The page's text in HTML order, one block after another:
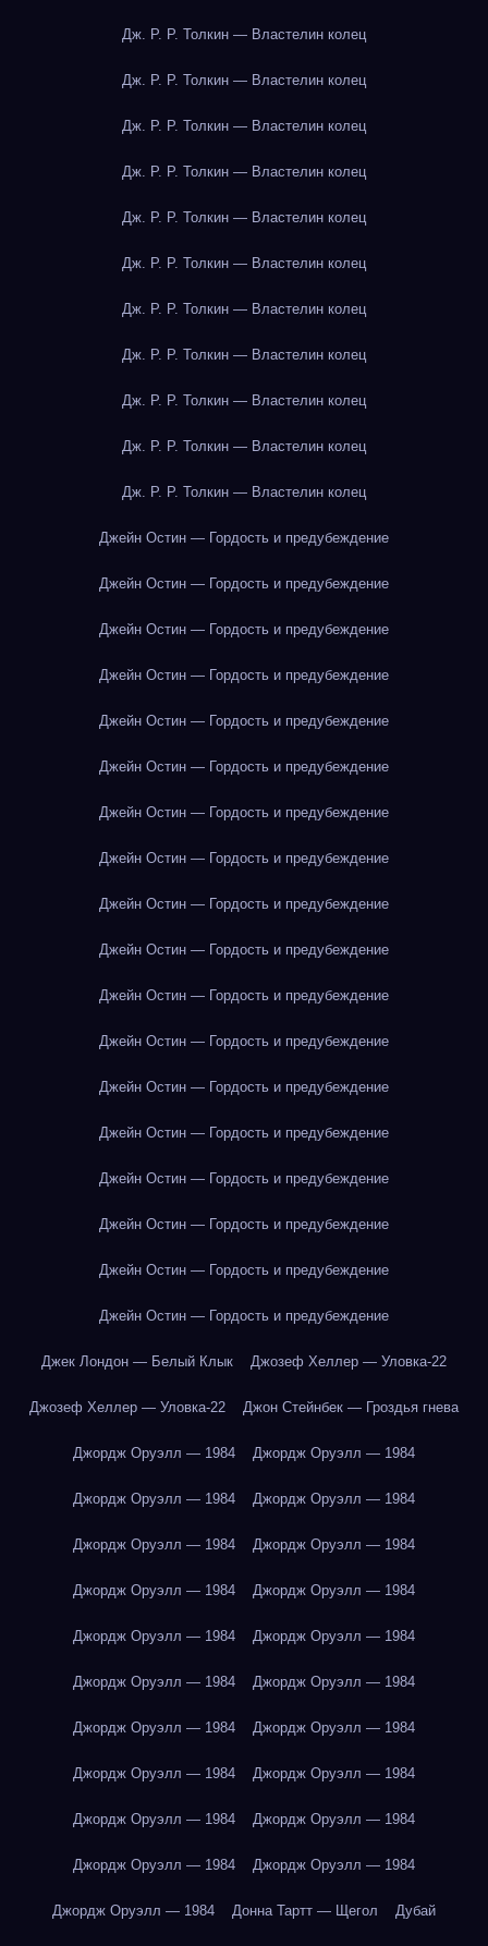
Дж. Р. Р. Толкин — Властелин колец
Дж. Р. Р. Толкин — Властелин колец
Дж. Р. Р. Толкин — Властелин колец
Дж. Р. Р. Толкин — Властелин колец
Дж. Р. Р. Толкин — Властелин колец
Дж. Р. Р. Толкин — Властелин колец
Дж. Р. Р. Толкин — Властелин колец
Дж. Р. Р. Толкин — Властелин колец
Дж. Р. Р. Толкин — Властелин колец
Дж. Р. Р. Толкин — Властелин колец
Дж. Р. Р. Толкин — Властелин колец
Джейн Остин — Гордость и предубеждение
Джейн Остин — Гордость и предубеждение
Джейн Остин — Гордость и предубеждение
Джейн Остин — Гордость и предубеждение
Джейн Остин — Гордость и предубеждение
Джейн Остин — Гордость и предубеждение
Джейн Остин — Гордость и предубеждение
Джейн Остин — Гордость и предубеждение
Джейн Остин — Гордость и предубеждение
Джейн Остин — Гордость и предубеждение
Джейн Остин — Гордость и предубеждение
Джейн Остин — Гордость и предубеждение
Джейн Остин — Гордость и предубеждение
Джейн Остин — Гордость и предубеждение
Джейн Остин — Гордость и предубеждение
Джейн Остин — Гордость и предубеждение
Джейн Остин — Гордость и предубеждение
Джейн Остин — Гордость и предубеждение
Джек Лондон — Белый Клык Джозеф Хеллер — Уловка-22
Джозеф Хеллер — Уловка-22 Джон Стейнбек — Гроздья гнева
Джордж Оруэлл — 1984 Джордж Оруэлл — 1984
Джордж Оруэлл — 1984 Джордж Оруэлл — 1984
Джордж Оруэлл — 1984 Джордж Оруэлл — 1984
Джордж Оруэлл — 1984 Джордж Оруэлл — 1984
Джордж Оруэлл — 1984 Джордж Оруэлл — 1984
Джордж Оруэлл — 1984 Джордж Оруэлл — 1984
Джордж Оруэлл — 1984 Джордж Оруэлл — 1984
Джордж Оруэлл — 1984 Джордж Оруэлл — 1984
Джордж Оруэлл — 1984 Джордж Оруэлл — 1984
Джордж Оруэлл — 1984 Джордж Оруэлл — 1984
Джордж Оруэлл — 1984 Донна Тартт — Щегол Дубай